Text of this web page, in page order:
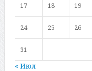
17 18 19
24 25 26
31
« Июл